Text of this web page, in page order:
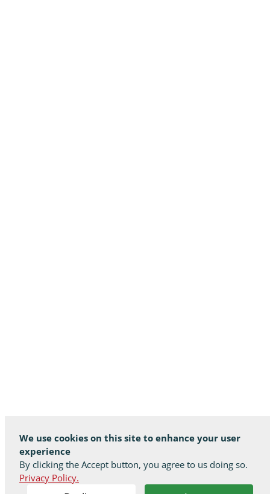
We use cookies on this site to enhance your user
experience
By clicking the Accept button, you agree to us doing so.
Privacy Policy.